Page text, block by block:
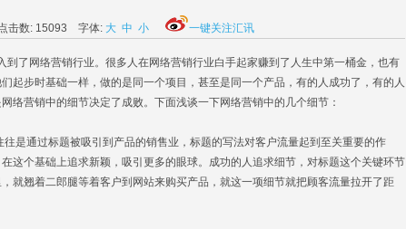
击数:15093 字体: 大 中 小 一键关注汇讯
了网络营销行业。很多人在网络营销行业白手起家赚到了人生中第一桶金，也有
起步时基础一样，做的是同一个项目，甚至是同一个产品，有的人成功了，有的人
络营销中的细节决定了成败。下面浅谈一下网络营销中的几个细节：
是通过标题被吸引到产品的销售业，标题的写法对客户流量起到至关重要的作
这个基础上追求新颖，吸引更多的眼球。成功的人追求细节，对标题这个关键环节
就翘着二郎腿等着客户到网站来购买产品，就这一项细节就把顾客流量拉开了距